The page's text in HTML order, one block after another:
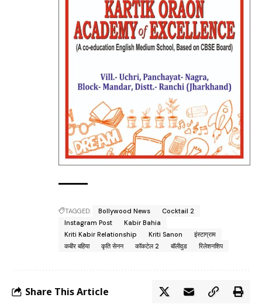
TAGGED: Bollywood News
Cocktail 2
Instagram Post
Kabir Bahia
Kriti Kabir Relationship
Kriti Sanon
इंस्टाग्राम
कबीर बहिया
कृति सेनन कॉकटेल 2 बॉलीवुड रिलेशनशिप
Share This Article